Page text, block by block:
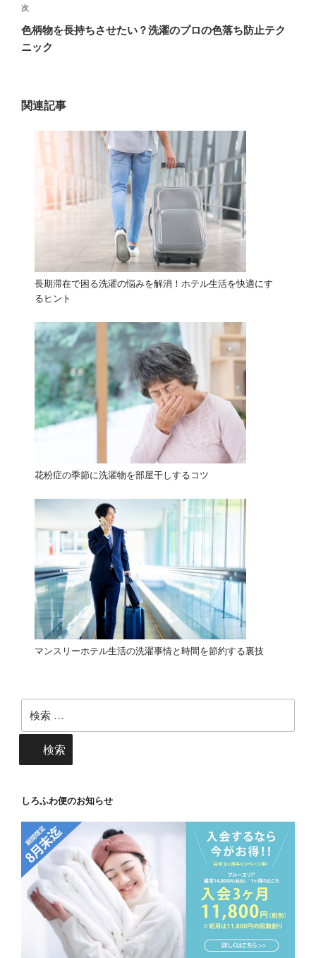
ゲ
ー
シ
稿
次
の
投
次
色柄物を長持ちさせたい？洗濯のプロの色落ち防止テク
ニック
関連記事
長期滞在で困る洗濯の悩みを解消！ホテル生活を快適にす
るヒント
花粉症の季節に洗濯物を部屋干しするコツ
マンスリーホテル生活の洗濯事情と時間を節約する裏技
索:
検索
しろふわ便のお知らせ